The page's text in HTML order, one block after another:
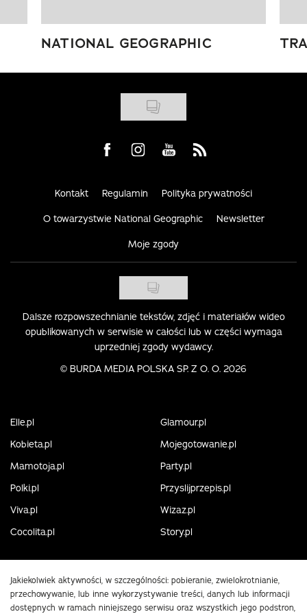
NATIONAL GEOGRAPHIC
Visit us on Facebook
Visit us on Instagram
Visit us on Youtube
Visit us on Rss
Kontakt Regulamin Polityka prywatności
O towarzystwie National Geographic Newsletter
Moje zgody
Dalsze rozpowszechnianie tekstów, zdjęć i materiałów wideo
opublikowanych w serwisie w całości lub w części wymaga
uprzedniej zgody wydawcy.
© BURDA MEDIA POLSKA SP. Z O. O. 2026
Elle.pl
Glamour.pl
Kobieta.pl
Mojegotowanie.pl
Mamotoja.pl
Party.pl
Polki.pl
Przyslijprzepis.pl
Viva.pl
Wizaz.pl
Cocolita.pl
Story.pl
Jakiekolwiek aktywności, w szczególności: pobieranie, zwielokrotnianie,
przechowywanie, lub inne wykorzystywanie treści, danych lub informacji
dostępnych w ramach niniejszego serwisu oraz wszystkich jego podstron,